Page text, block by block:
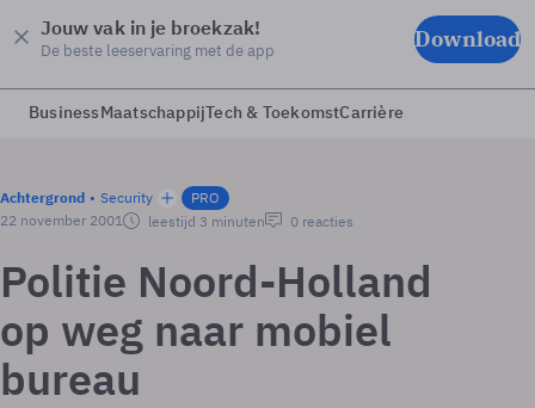
Jouw vak in je broekzak!
De beste leeservaring met de app Download
BusinessMaatschappijTech & ToekomstCarrière
Achtergrond Security
PRO
22 november 2001
leestijd 3 minuten 0 reacties
Politie Noord-Holland
op weg naar mobiel
bureau